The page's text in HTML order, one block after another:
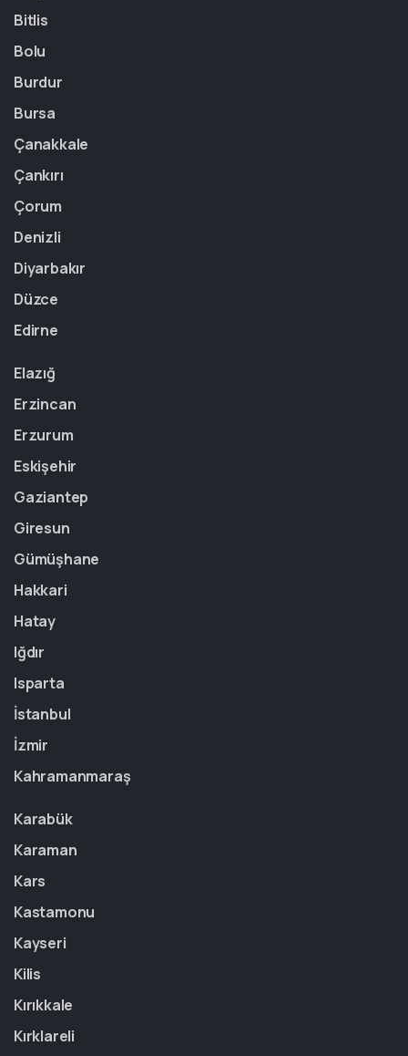
Bitlis
Bolu
Burdur
Bursa
Çanakkale
Çankırı
Çorum
Denizli
Diyarbakır
Düzce
Edirne
Elazığ
Erzincan
Erzurum
Eskişehir
Gaziantep
Giresun
Gümüşhane
Hakkari
Hatay
Iğdır
Isparta
İstanbul
İzmir
Kahramanmaraş
Karabük
Karaman
Kars
Kastamonu
Kayseri
Kilis
Kırıkkale
Kırklareli